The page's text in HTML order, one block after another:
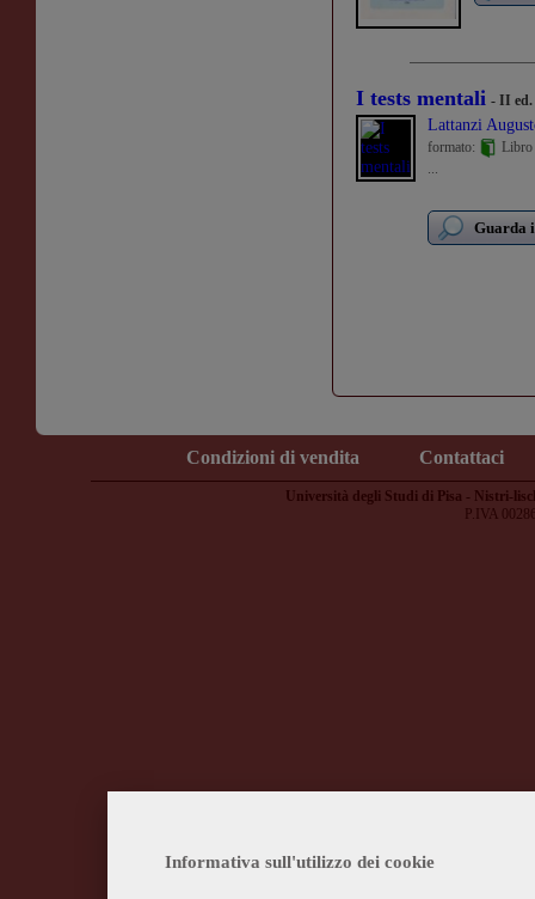
Informativa sull'utilizzo dei cookie
I tests mentali - II ed.
Lattanzi
formato:
Libro
...
Guarda
Condizioni di vendita Contattaci
Università degli Studi di Pisa - Nistri-
P.IVA